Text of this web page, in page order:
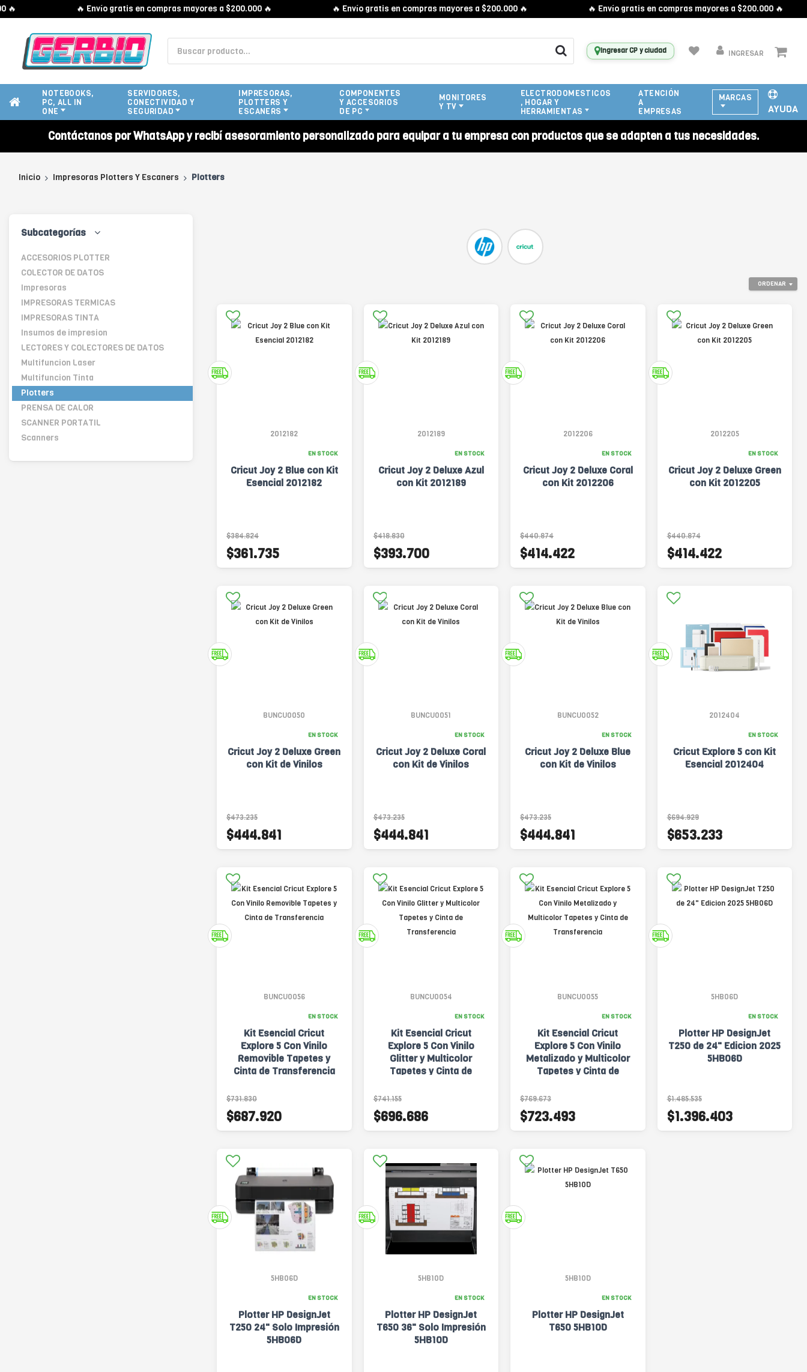
🔥 Envío gratis en compras mayores a $200.000 🔥 🔥 Envío gratis en compras mayores a $200.000 🔥 🔥 Envío gratis en compras mayores a $200.000 🔥
Ingresar CP y ciudad INGRESAR
NOTEBOOKS,
PC, ALL IN
ONE
SERVIDORES,
CONECTIVIDAD Y
SEGURIDAD
IMPRESORAS,
PLOTTERS Y
ESCANERS
COMPONENTES
Y ACCESORIOS
DE PC
MONITORES
Y TV
ELECTRODOMESTICOS
, HOGAR Y
HERRAMIENTAS
ATENCIÓN
A
EMPRESAS
MARCAS
AYUDA
Contáctanos por WhatsApp y recibí asesoramiento personalizado para equipar a tu empresa con productos que se adapten a tus necesidades.
Inicio Impresoras Plotters Y Escaners Plotters
Subcategorías
ACCESORIOS PLOTTER
COLECTOR DE DATOS
Impresoras
IMPRESORAS TERMICAS
IMPRESORAS TINTA
Insumos de impresion
LECTORES Y COLECTORES DE DATOS
Multifuncion Laser
Multifuncion Tinta
Plotters
PRENSA DE CALOR
SCANNER PORTATIL
Scanners
ORDENAR
2012182
EN STOCK
Cricut Joy 2 Blue con Kit
Esencial 2012182
$384.824
$361.735
2012189
EN STOCK
Cricut Joy 2 Deluxe Azul
con Kit 2012189
$418.830
$393.700
2012206
EN STOCK
Cricut Joy 2 Deluxe Coral
con Kit 2012206
$440.874
$414.422
2012205
EN STOCK
Cricut Joy 2 Deluxe Green
con Kit 2012205
$440.874
$414.422
BUNCU0050
EN STOCK
Cricut Joy 2 Deluxe Green
con Kit de Vinilos
$473.235
$444.841
BUNCU0051
EN STOCK
Cricut Joy 2 Deluxe Coral
con Kit de Vinilos
$473.235
$444.841
BUNCU0052
EN STOCK
Cricut Joy 2 Deluxe Blue
con Kit de Vinilos
$473.235
$444.841
2012404
EN STOCK
Cricut Explore 5 con Kit
Esencial 2012404
$694.929
$653.233
BUNCU0056
EN STOCK
Kit Esencial Cricut
Explore 5 Con Vinilo
Removible Tapetes y
Cinta de Transferencia
$731.830
$687.920
BUNCU0054
EN STOCK
Kit Esencial Cricut
Explore 5 Con Vinilo
Glitter y Multicolor
Tapetes y Cinta de
$741.155
$696.686
BUNCU0055
EN STOCK
Kit Esencial Cricut
Explore 5 Con Vinilo
Metalizado y Multicolor
Tapetes y Cinta de
$769.673
$723.493
5HB06D
EN STOCK
Plotter HP DesignJet
T250 de 24" Edicion 2025
5HB06D
$1.485.535
$1.396.403
5HB06D
EN STOCK
Plotter HP DesignJet
T250 24" Solo Impresión
5HB06D
5HB10D
EN STOCK
Plotter HP DesignJet
T650 36" Solo Impresión
5HB10D
5HB10D
EN STOCK
Plotter HP DesignJet
T650 5HB10D